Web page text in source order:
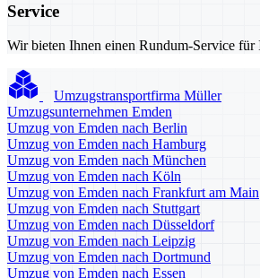
Service
Wir bieten Ihnen einen Rundum-Service für
Umzugstransportfirma Müller
Umzugsunternehmen Emden
Umzug von Emden nach Berlin
Umzug von Emden nach Hamburg
Umzug von Emden nach München
Umzug von Emden nach Köln
Umzug von Emden nach Frankfurt am Main
Umzug von Emden nach Stuttgart
Umzug von Emden nach Düsseldorf
Umzug von Emden nach Leipzig
Umzug von Emden nach Dortmund
Umzug von Emden nach Essen